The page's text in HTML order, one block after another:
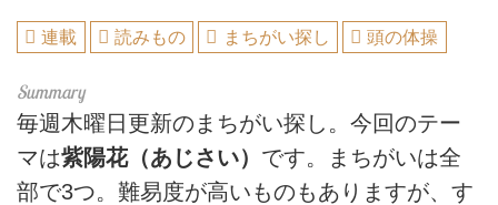
連載 読みもの まちがい探し 頭の体操
毎週木曜日更新のまちがい探し。今回のテー
マは紫陽花（あじさい） です。まちがいは全
部で3つ。難易度が高いものもありますが、す